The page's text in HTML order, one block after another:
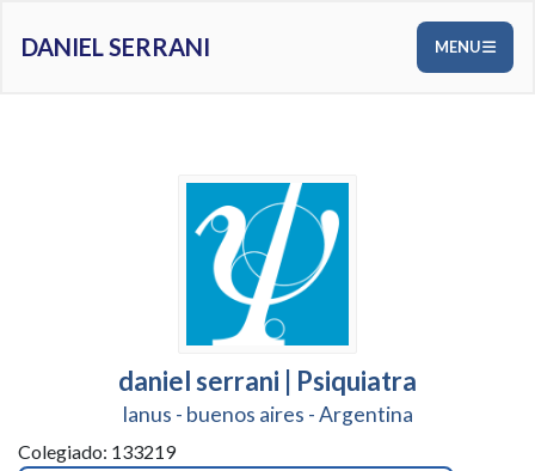
DANIEL SERRANI MENU
daniel serrani | Psiquiatra
lanus - buenos aires - Argentina
Colegiado: 133219